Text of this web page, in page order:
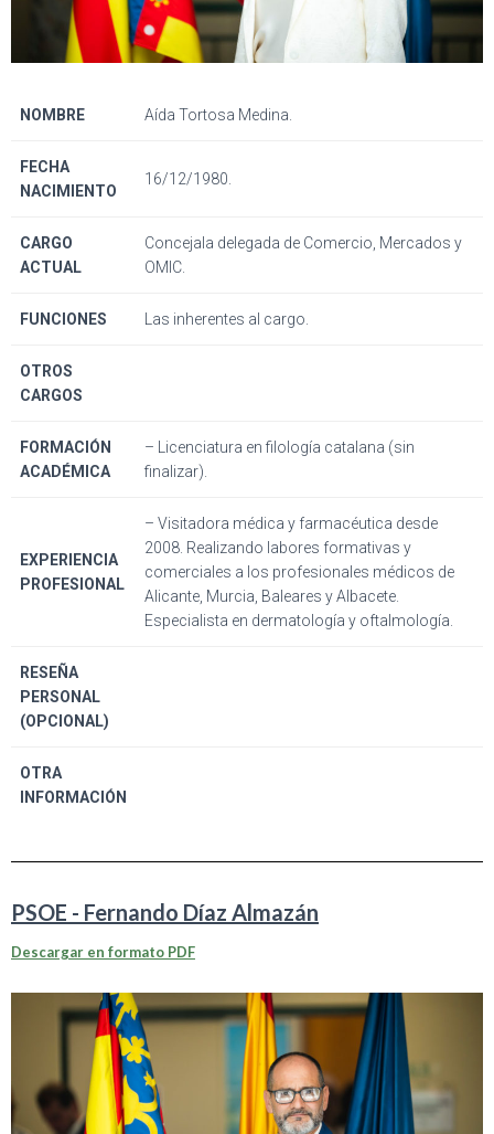
NOMBRE Aída Tortosa Medina.
FECHA
NACIMIENTO
16/12/1980.
CARGO
ACTUAL
Concejala delegada de Comercio, Mercados y
OMIC.
FUNCIONES Las inherentes al cargo.
OTROS
CARGOS
FORMACIÓN
ACADÉMICA
– Licenciatura en filología catalana (sin
finalizar).
EXPERIENCIA
PROFESIONAL
– Visitadora médica y farmacéutica desde
2008. Realizando labores formativas y
comerciales a los profesionales médicos de
Alicante, Murcia, Baleares y Albacete.
Especialista en dermatología y oftalmología.
RESEÑA
PERSONAL
(OPCIONAL)
OTRA
INFORMACIÓN
PSOE - Fernando Díaz Almazán
Descargar en formato PDF